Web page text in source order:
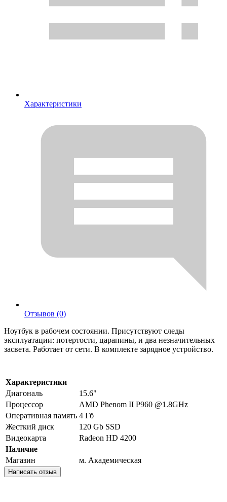
Характеристики
Отзывов (0)
Ноутбук в рабочем состоянии. Присутствуют следы
эксплуатации: потертости, царапины, и два незначительных
засвета. Работает от сети. В комплекте зарядное устройство.
Характеристики
Диагональ
15.6"
Процессор
AMD Phenom II P960 @1.8GHz
Оперативная память 4 Гб
Жесткий диск
120 Gb SSD
Видеокарта
Radeon HD 4200
Наличие
Магазин
м. Академическая
Написать отзыв